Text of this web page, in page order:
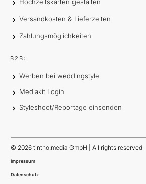
Versandkosten & Lieferzeiten
Zahlungsmöglichkeiten
B2B:
Werben bei weddingstyle
Mediakit Login
Styleshoot/Reportage einsenden
© 2026 tintho:media GmbH | All rights reserved
Impressum
Datenschutz